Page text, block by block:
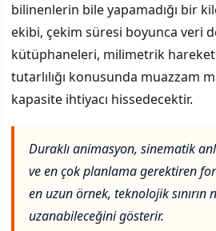
bilinenlerin bile yapamadığı bir
ekibi, çekim süresi boyunca veri
kütüphaneleri, milimetrik hareket
tutarlılığı konusunda muazzam
kapasite ihtiyacı hissedecektir.
Duraklı animasyon, sinematik
ve en çok planlama gerektiren
en uzun örnek, teknolojik sınırın
uzanabileceğini gösterir.